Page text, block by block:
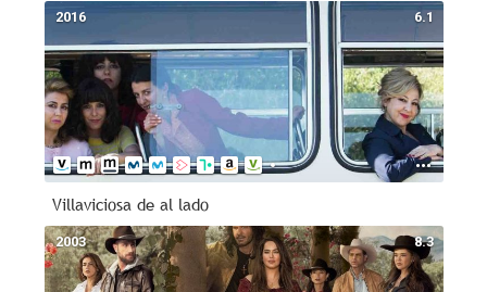
6.1
2016
Villaviciosa de al lado
8.3
2003